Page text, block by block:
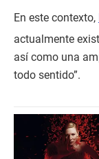
En este contexto,
actualmente
así como una
todo sentido”.